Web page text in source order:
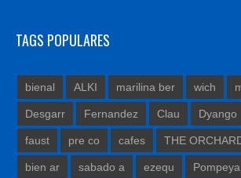
TAGS POPULARES
bienal ALKI marilina ber wich
Desgarr Fernandez Clau Dyango
faust pre co cafes THE
bien ar sabado a ezequ Pompeya